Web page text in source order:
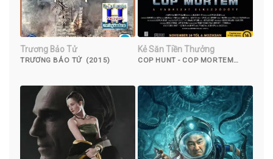
Trương Bảo Tử
TRƯƠNG BẢO TỬ (2015)
Kẻ Săn Tiền Thưởng
COP HUNT - COP MORTEM